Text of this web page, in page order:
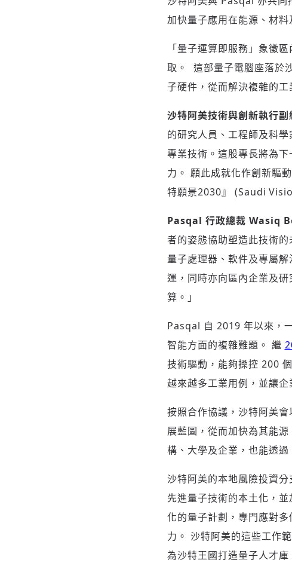
登入
輸入
加快量子應用在能源、材
「量子運算即服務」象徵
取。 這部量子電腦座落於
子硬件，從而解決複雜的工
沙特阿美技術與創新執行
的研究人員、工程師及科
專業技術。這股專長將為
力。 願此成就化作創新驅
特願景2030』 (Saudi
Pasqal 行政總裁 Wasiq
者的姿態協助塑造此技術
量子處理器、軟件及專屬
運，同時亦向區內企業及
算。」
Pasqal 自 2019 年以來，
智能方面的複雜難題。 繼
技術驅動，能夠操控 200
越來越多工業用例，並讓
按照合作協議，沙特阿美
展藍圖，從而加快為其能
構、大學及企業，也能透
沙特阿美的本地風險投資
先進量子技術的本土化，
化的量子計劃，專門應對
力。 沙特阿美的這些工作
為沙特王國打造量子人才